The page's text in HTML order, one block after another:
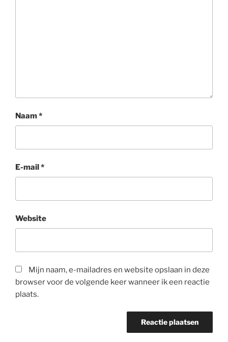
Naam*
E-mail*
Website
Mijn naam, e-mailadres en website opslaan in deze
browser voor de volgende keer wanneer ik een reactie
plaats.